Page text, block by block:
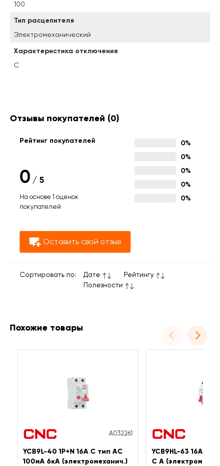
100
Тип расцепителя
Электромеханический
Характеристика отключения
C
Отзывы покупателей (0)
Рейтинг покупателей
0 / 5
На основе 1 оценок
покупателей
0%
0%
0%
0%
0%
Оставить свой отзыв
Сортировать по: Дате
Рейтингу
Полезности
Похожие товары
A032261
YCB9L-40 1P+N 16A C тип AC
100мА 6кА (электромеханич.)
YCB9HL-63 16А
C A